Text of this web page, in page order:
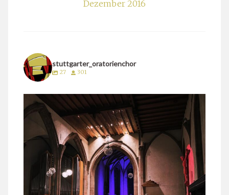
Dezember 2016
stuttgarter_oratorienchor
27 301
stuttgarter_oratorienchor
März 24